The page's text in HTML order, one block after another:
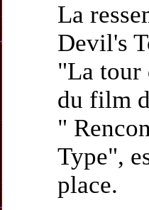
La
Devil's
"La tour
du film
"
Type",
place.